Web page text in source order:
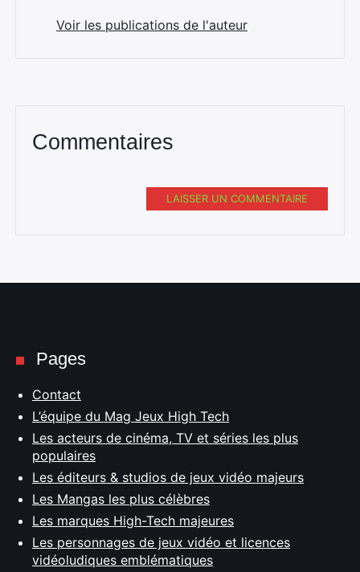
Voir les publications de l'auteur
Commentaires
LAISSER UN COMMENTAIRE
Pages
Contact
L’équipe du Mag Jeux High Tech
Les acteurs de cinéma, TV et séries les plus
populaires
Les éditeurs & studios de jeux vidéo majeurs
Les Mangas les plus célèbres
Les marques High-Tech majeures
Les personnages de jeux vidéo et licences
vidéoludiques emblématiques